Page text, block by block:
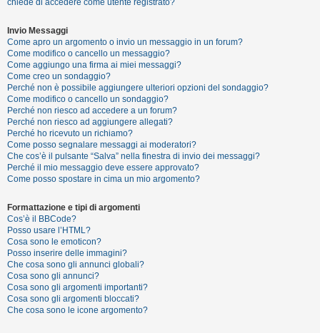
a
i
s
p
o
s
t
a
r
g
o
m
e
n
t
Invio Messaggi
Come apro un argomento o invio un messaggio in un forum?
Come modifico o cancello un messaggio?
Come aggiungo una firma ai miei messaggi?
Come creo un sondaggio?
Perché non è possibile aggiungere ulteriori opzioni del sondaggio?
Come modifico o cancello un sondaggio?
Perché non riesco ad accedere a un forum?
Perché non riesco ad aggiungere allegati?
Perché ho ricevuto un richiamo?
Come posso segnalare messaggi ai moderatori?
Che cos’è il pulsante “Salva” nella finestra di invio dei messaggi?
Perché il mio messaggio deve essere approvato?
Come posso spostare in cima un mio argomento?
Formattazione e tipi di argomenti
Cos’è il BBCode?
Posso usare l’HTML?
Cosa sono le emoticon?
Posso inserire delle immagini?
Che cosa sono gli annunci globali?
Cosa sono gli annunci?
Cosa sono gli argomenti importanti?
Cosa sono gli argomenti bloccati?
Che cosa sono le icone argomento?